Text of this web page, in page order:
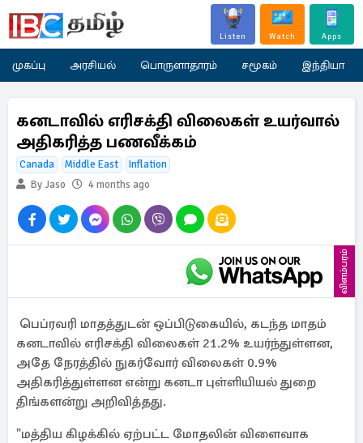
Listen Watch Apps
முகப்பு அரசியல் பொருளாதாரம் சமூகம் இந்தியா
கனடாவில் எரிசக்தி விலைகள் உயர்வால்
அதிகரித்த பணவீக்கம்
Canada Middle East
Inflation
By Jaso
4 months ago
விளம்பரம்
பெப்ரவரி மாதத்துடன் ஒப்பிடுகையில், கடந்த மாதம்
கனடாவில் எரிசக்தி விலைகள் 21.2% உயர்ந்துள்ளன,
அதே நேரத்தில் நுகர்வோர் விலைகள் 0.9%
அதிகரித்துள்ளன என்று கனடா புள்ளியியல் துறை
திங்களன்று அறிவித்தது.
"மத்திய கிழக்கில் ஏற்பட்ட மோதலின் விளைவாக